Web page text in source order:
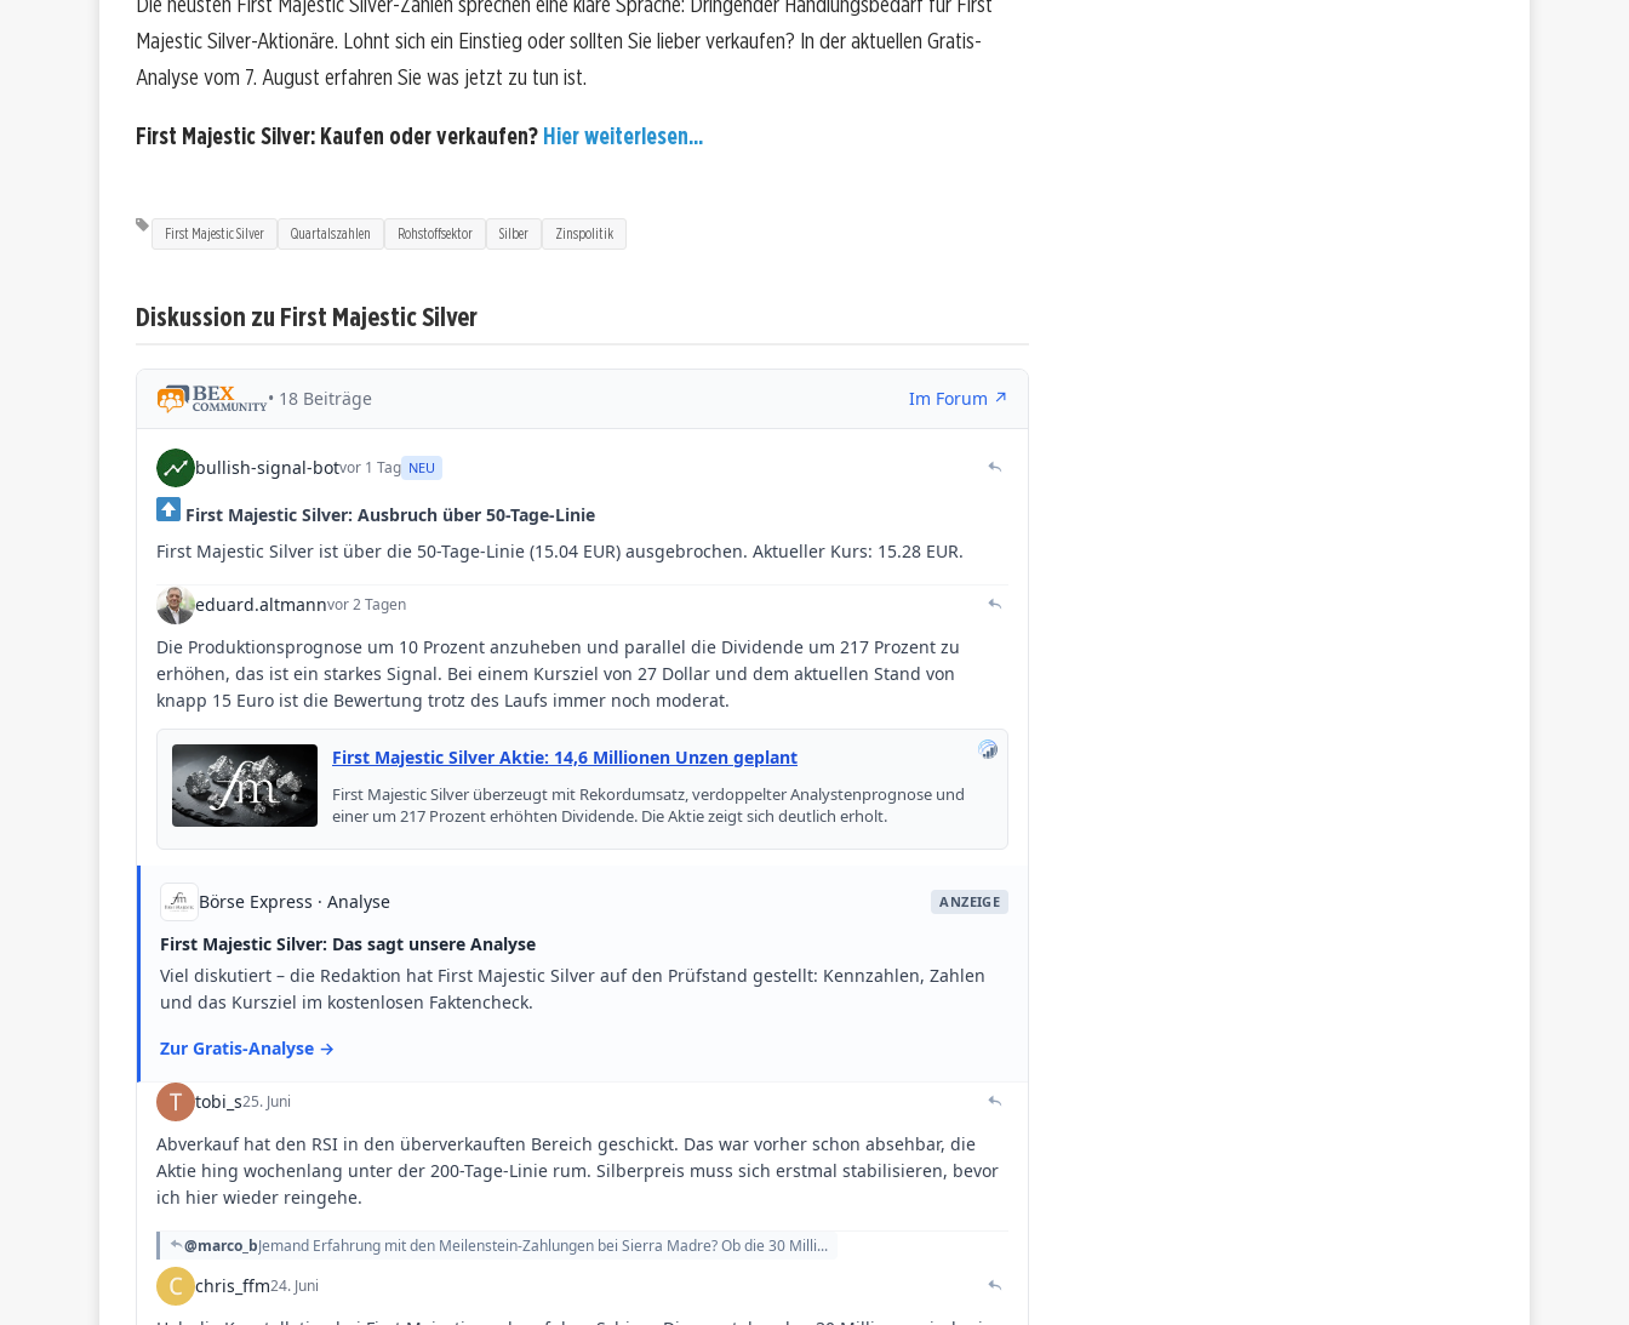
Majestic Silver-Aktionäre. Lohnt sich ein Einstieg oder sollten Sie lieber verkaufen? In der aktuellen Gratis-
Analyse vom 7. August erfahren Sie was jetzt zu tun ist.
First Majestic Silver: Kaufen oder verkaufen? Hier weiterlesen...
First Majestic Silver Quartalszahlen Rohstoffsektor Silber Zinspolitik
Diskussion zu First Majestic Silver